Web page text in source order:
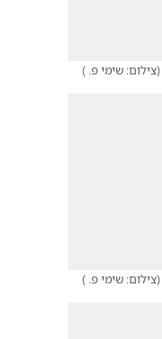
(צילום: שימי פ. )
(צילום: שימי פ. )